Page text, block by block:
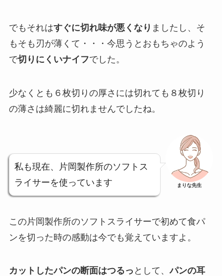
でもそれはすぐに切れ味が悪くなり ましたし、そ
もそも刃が薄くて・・・今思うとおもちゃのよう
で切りにくいナイフでした。
少なくとも６枚切りの厚さには切れても８枚切り
の薄さは綺麗に切れませんでしたね。
私も現在、片岡製作所のソフトス
ライサーを使っています
まりな先生
この片岡製作所のソフトスライサーで初めて食パ
ンを切った時の感動は今でも覚えていますよ。
カットしたパンの断面はつるっ として、パンの耳